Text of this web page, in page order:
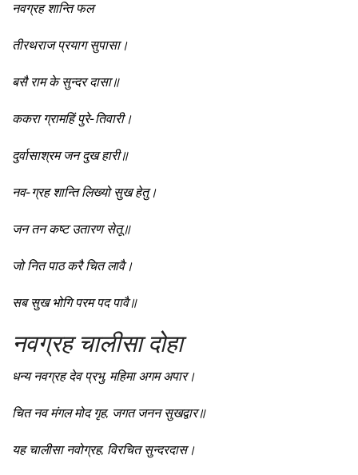
नवग्रह शान्ति फल
तीरथराज प्रयाग सुपासा।
बसै राम के सुन्दर दासा॥
ककरा ग्रामहिं पुरे-तिवारी।
दुर्वासाश्रम जन दुख हारी॥
नव-ग्रह शान्ति लिख्यो सुख हेतु।
जन तन कष्ट उतारण सेतू॥
जो नित पाठ करै चित लावै।
सब सुख भोगि परम पद पावै॥
नवग्रह चालीसा दोहा
धन्य नवग्रह देव प्रभु, महिमा अगम अपार।
चित नव मंगल मोद गृह, जगत जनन सुखद्वार॥
यह चालीसा नवोग्रह, विरचित सुन्दरदास।